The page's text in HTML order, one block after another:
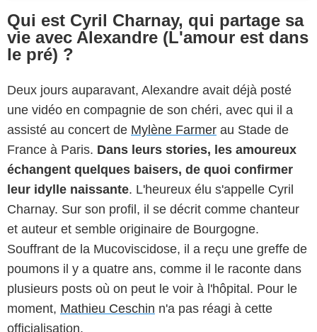
Qui est Cyril Charnay, qui partage sa
vie avec Alexandre (L'amour est dans
le pré) ?
Deux jours auparavant, Alexandre avait déjà posté
une vidéo en compagnie de son chéri, avec qui il a
assisté au concert de Mylène Farmer au Stade de
France à Paris. Dans leurs stories, les amoureux
échangent quelques baisers, de quoi confirmer
leur idylle naissante. L'heureux élu s'appelle Cyril
Charnay. Sur son profil, il se décrit comme chanteur
et auteur et semble originaire de Bourgogne.
Souffrant de la Mucoviscidose, il a reçu une greffe de
poumons il y a quatre ans, comme il le raconte dans
plusieurs posts où on peut le voir à l'hôpital. Pour le
moment, Mathieu Ceschin n'a pas réagi à cette
officialisation.